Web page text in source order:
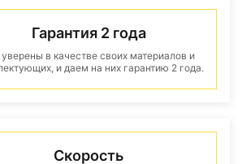
Гарантия 2 года
в качестве своих материалов и
и даем на них гарантию 2 года.
Скорость